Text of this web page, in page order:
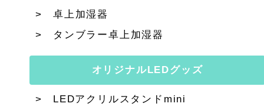
卓上加湿器
タンブラー卓上加湿器
オリジナルLEDグッズ
LEDアクリルスタンドmini